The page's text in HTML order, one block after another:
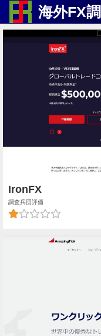
海外FX
IronFX
調査兵団評価